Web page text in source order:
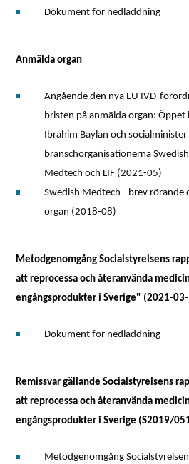
Dokument för nedladdning
Anmälda organ
Angående den nya EU IVD-
bristen på anmälda organ:
Ibrahim Baylan och
branschorganisationerna
Medtech och LIF (2021-05)
Swedish Medtech - brev rörande
organ (2018-08)
Metodgenomgång Socialstyrelsens
att reprocessa och återanvända
engångsprodukter i Sverige" (2021-
Dokument för nedladdning
Remissvar gällande Socialstyrelsens
att reprocessa och återanvända
engångsprodukter i Sverige (S2019/
Metodgenomgång